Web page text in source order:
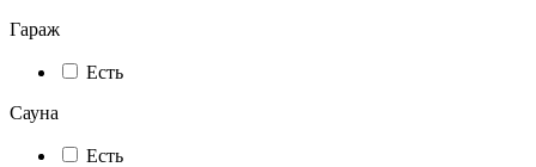
Гараж
Есть
Сауна
Есть